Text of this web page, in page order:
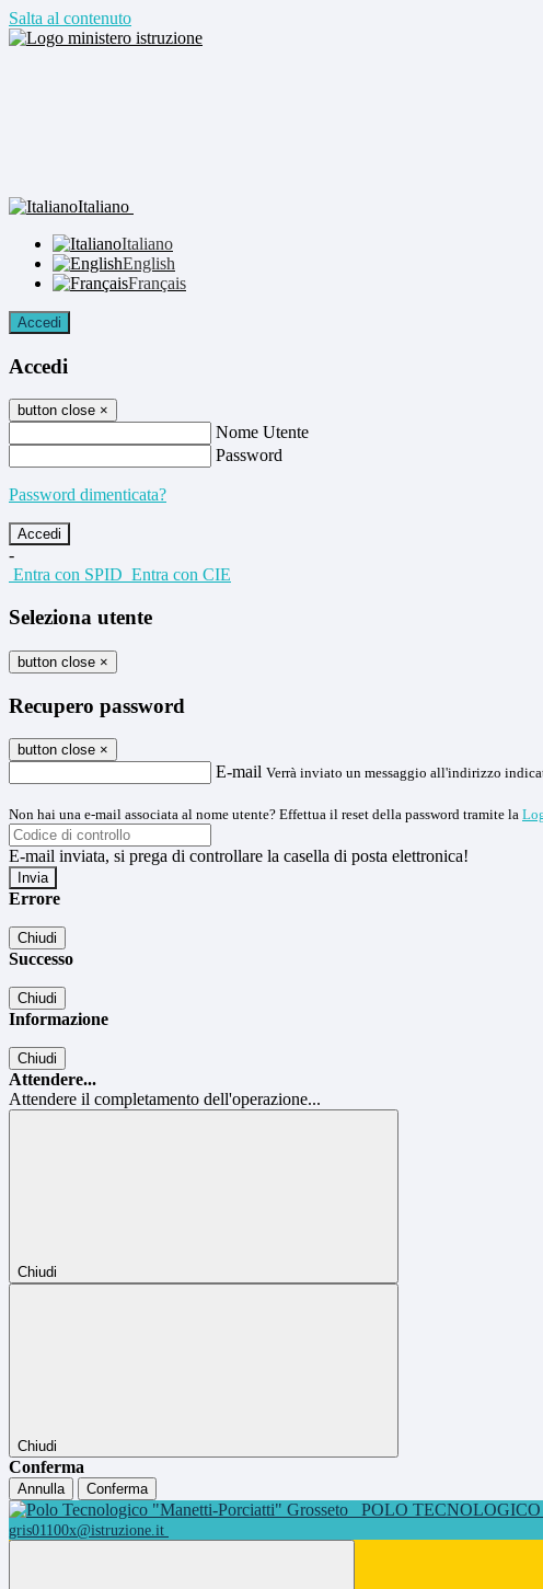
Salta al contenuto
Italiano
Italiano
English
Français
Accedi
Accedi
button close ×
Nome Utente
Password
Password dimenticata?
-
Entra con SPID Entra con CIE
Seleziona utente
button close ×
Recupero password
button close ×
E-mail Verrà inviato un messaggio all'indirizzo
Non hai una e-mail associata al nome utente? Effettua il reset della password tramite la
E-mail inviata, si prega di controllare la casella di posta elettronica!
Errore
Chiudi
Successo
Chiudi
Informazione
Chiudi
Attendere...
Attendere il completamento dell'operazione...
Chiudi
Chiudi
Conferma
Annulla Conferma
POLO
gris01100x@istruzione.it